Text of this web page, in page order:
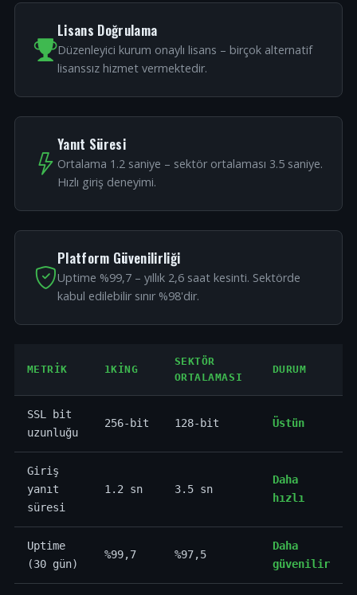
Lisans Doğrulama
Düzenleyici kurum onaylı lisans – birçok alternatif
lisanssız hizmet vermektedir.
Yanıt Süresi
Ortalama 1.2 saniye – sektör ortalaması 3.5 saniye.
Hızlı giriş deneyimi.
Platform Güvenilirliği
Uptime %99,7 – yıllık 2,6 saat kesinti. Sektörde
kabul edilebilir sınır %98'dir.
METRIK 1KING
SEKTÖR
ORTALAMASI
DURUM
SSL bit
uzunluğu
256-bit 128-bit Üstün
Giriş
yanıt
süresi
1.2 sn 3.5 sn
Daha
hızlı
Uptime
(30 gün)
%99,7 %97,5
Daha
güvenilir